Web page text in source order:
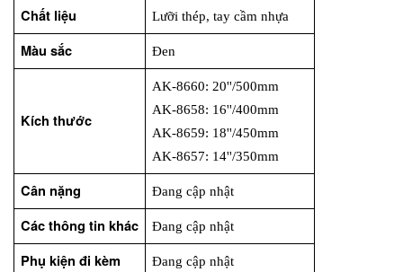
Chất liệu Lưỡi thép, tay cầm nhựa
Màu sắc Đen
Kích thước
AK-8660: 20''/500mm
AK-8658: 16''/400mm
AK-8659: 18''/450mm
AK-8657: 14''/350mm
Cân nặng Đang cập nhật
Các thông tin khác Đang cập nhật
Phụ kiện đi kèm Đang cập nhật